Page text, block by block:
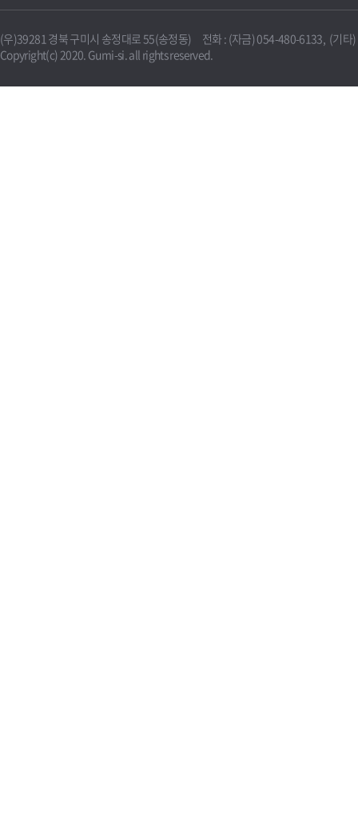
(우)39281 경북 구미시 송정대로 55(송정동) 전화 : (자금) 054-480-6133, (기타
Copyright(c) 2020. Gumi-si. all rights reserved.